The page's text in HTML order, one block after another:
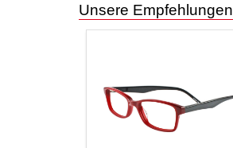
Unsere Empfehlungen